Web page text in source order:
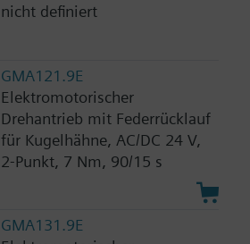
nicht definiert
GMA121.9E
Elektromotorischer
Drehantrieb mit Federrücklauf
für Kugelhähne, AC/DC 24 V,
2-Punkt, 7 Nm, 90/15 s
GMA131.9E